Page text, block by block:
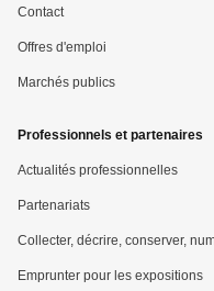
Pied
de
page
Contact
Offres d'emploi
Marchés publics
Professionnels et partenaires
Actualités professionnelles
Partenariats
Collecter, décrire, conserver,
Emprunter pour les expositions